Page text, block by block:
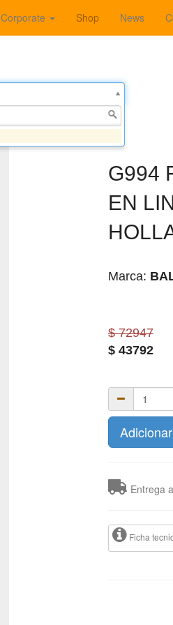
Corporate Shop News
G994
EN
Marca:
$ 72947
$ 43792
Entrega
Ficha